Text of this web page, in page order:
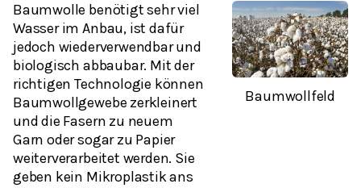
Baumwolle benötigt sehr viel
Wasser im Anbau, ist dafür
jedoch wiederverwendbar und
biologisch abbaubar. Mit der
richtigen Technologie können
Baumwollgewebe zerkleinert
und die Fasern zu neuem
Garn oder sogar zu Papier
weiterverarbeitet werden. Sie
geben kein Mikroplastik ans
Baumwollfeld